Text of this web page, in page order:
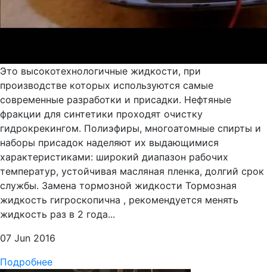
Это высокотехнологичные жидкости, при
производстве которых используются самые
современные разработки и присадки. Нефтяные
фракции для синтетики проходят очистку
гидрокрекингом. Полиэфиры, многоатомные спирты и
наборы присадок наделяют их выдающимися
характеристиками: широкий диапазон рабочих
температур, устойчивая масляная пленка, долгий срок
службы. Замена тормозной жидкости Тормозная
жидкость гигроскопична , рекомендуется менять
жидкость раз в 2 года...
07 Jun 2016
Подробнее